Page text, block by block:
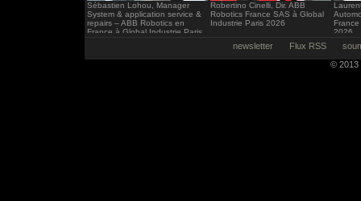
Sébastien Lohou, Manager
System & application service &
repairs – ABB Robotics en
France à Global Industrie Paris
Robertino Cinelli, Dir. ABB
Robotics France SAS à Global
Industrie Paris 2026
2026
newsletter Flux RSS
© 2013